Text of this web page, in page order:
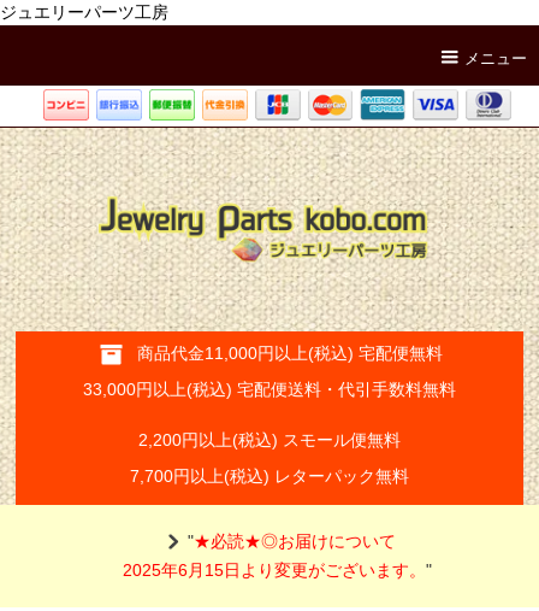
ジュエリーパーツ工房
メニュー
商品代金11,000円以上(税込) 宅配便無料
33,000円以上(税込) 宅配便送料・代引手数料無料
2,200円以上(税込) スモール便無料
7,700円以上(税込) レターパック無料
"★必読★◎お届けについて
2025年6月15日より変更がございます。"